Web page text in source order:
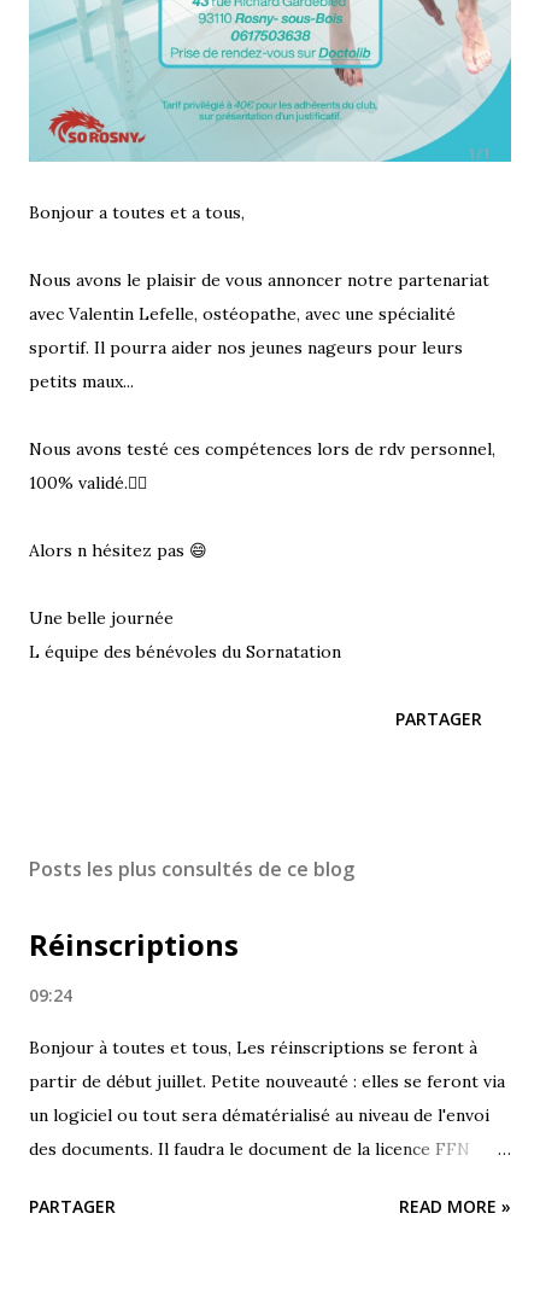
Bonjour a toutes et a tous,
Nous avons le plaisir de vous annoncer notre partenariat
avec Valentin Lefelle, ostéopathe, avec une spécialité
sportif. Il pourra aider nos jeunes nageurs pour leurs
petits maux...
Nous avons testé ces compétences lors de rdv personnel,
100% validé.👍🏻
Alors n hésitez pas 😄
Une belle journée
L équipe des bénévoles du Sornatation
PARTAGER
Posts les plus consultés de ce blog
Réinscriptions
09:24
Bonjour à toutes et tous, Les réinscriptions se feront à
partir de début juillet. Petite nouveauté : elles se feront via
un logiciel ou tout sera dématérialisé au niveau de l'envoi
des documents. Il faudra le document de la licence FFN
mois. Plus aucune inscription ne sera prise par voie
PARTAGER READ MORE »